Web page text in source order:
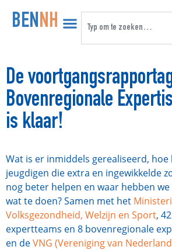
BENNH
De
Bovenregionale
is klaar!
Wat is er inmiddels gerealiseerd, hoe
jeugdigen die extra en ingewikkelde
nog beter helpen en waar hebben
wat te doen? Samen met het
Volksgezondheid, Welzijn en Sport,
expertteams en 8 bovenregionale
en deVNG (Vereniging van